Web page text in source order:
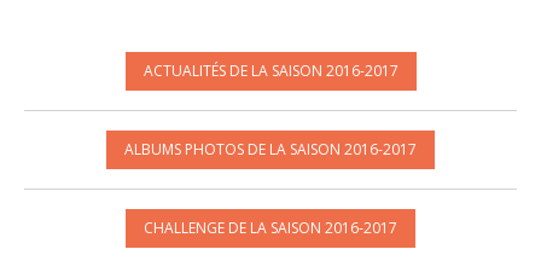
ACTUALITÉS DE LA SAISON 2016-2017
ALBUMS PHOTOS DE LA SAISON 2016-2017
CHALLENGE DE LA SAISON 2016-2017